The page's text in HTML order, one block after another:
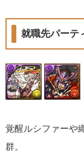
就職先パーテ
覚醒ルシファーや
群。